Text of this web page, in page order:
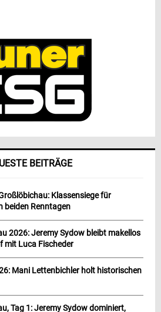
BEITRÄGE
Klassensiege für
beiden Renntagen
2026: Jeremy Sydow bleibt makellos
mit Luca Fischeder
Mani Lettenbichler holt historischen
Tag 1: Jeremy Sydow dominiert,